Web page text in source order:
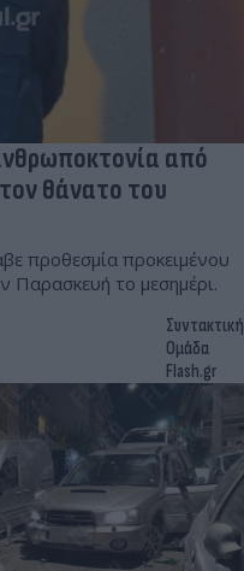
από
θάνατο του
προθεσμία προκειμένου
Παρασκευή το μεσημέρι.
Συντακτική
Ομάδα
Flash.gr